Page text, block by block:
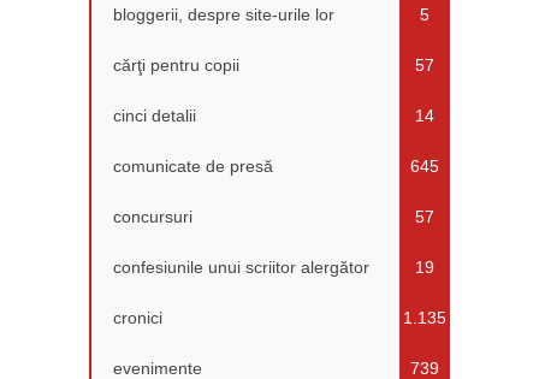
bloggerii, despre site-urile lor 5
cărţi pentru copii 57
cinci detalii 14
comunicate de presă 645
concursuri 57
confesiunile unui scriitor alergător 19
cronici 1.135
evenimente 739